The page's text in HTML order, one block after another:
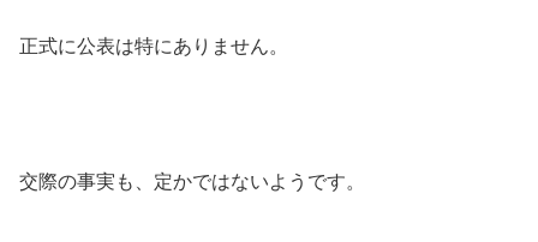
正式に公表は特にありません。
交際の事実も、定かではないようです。